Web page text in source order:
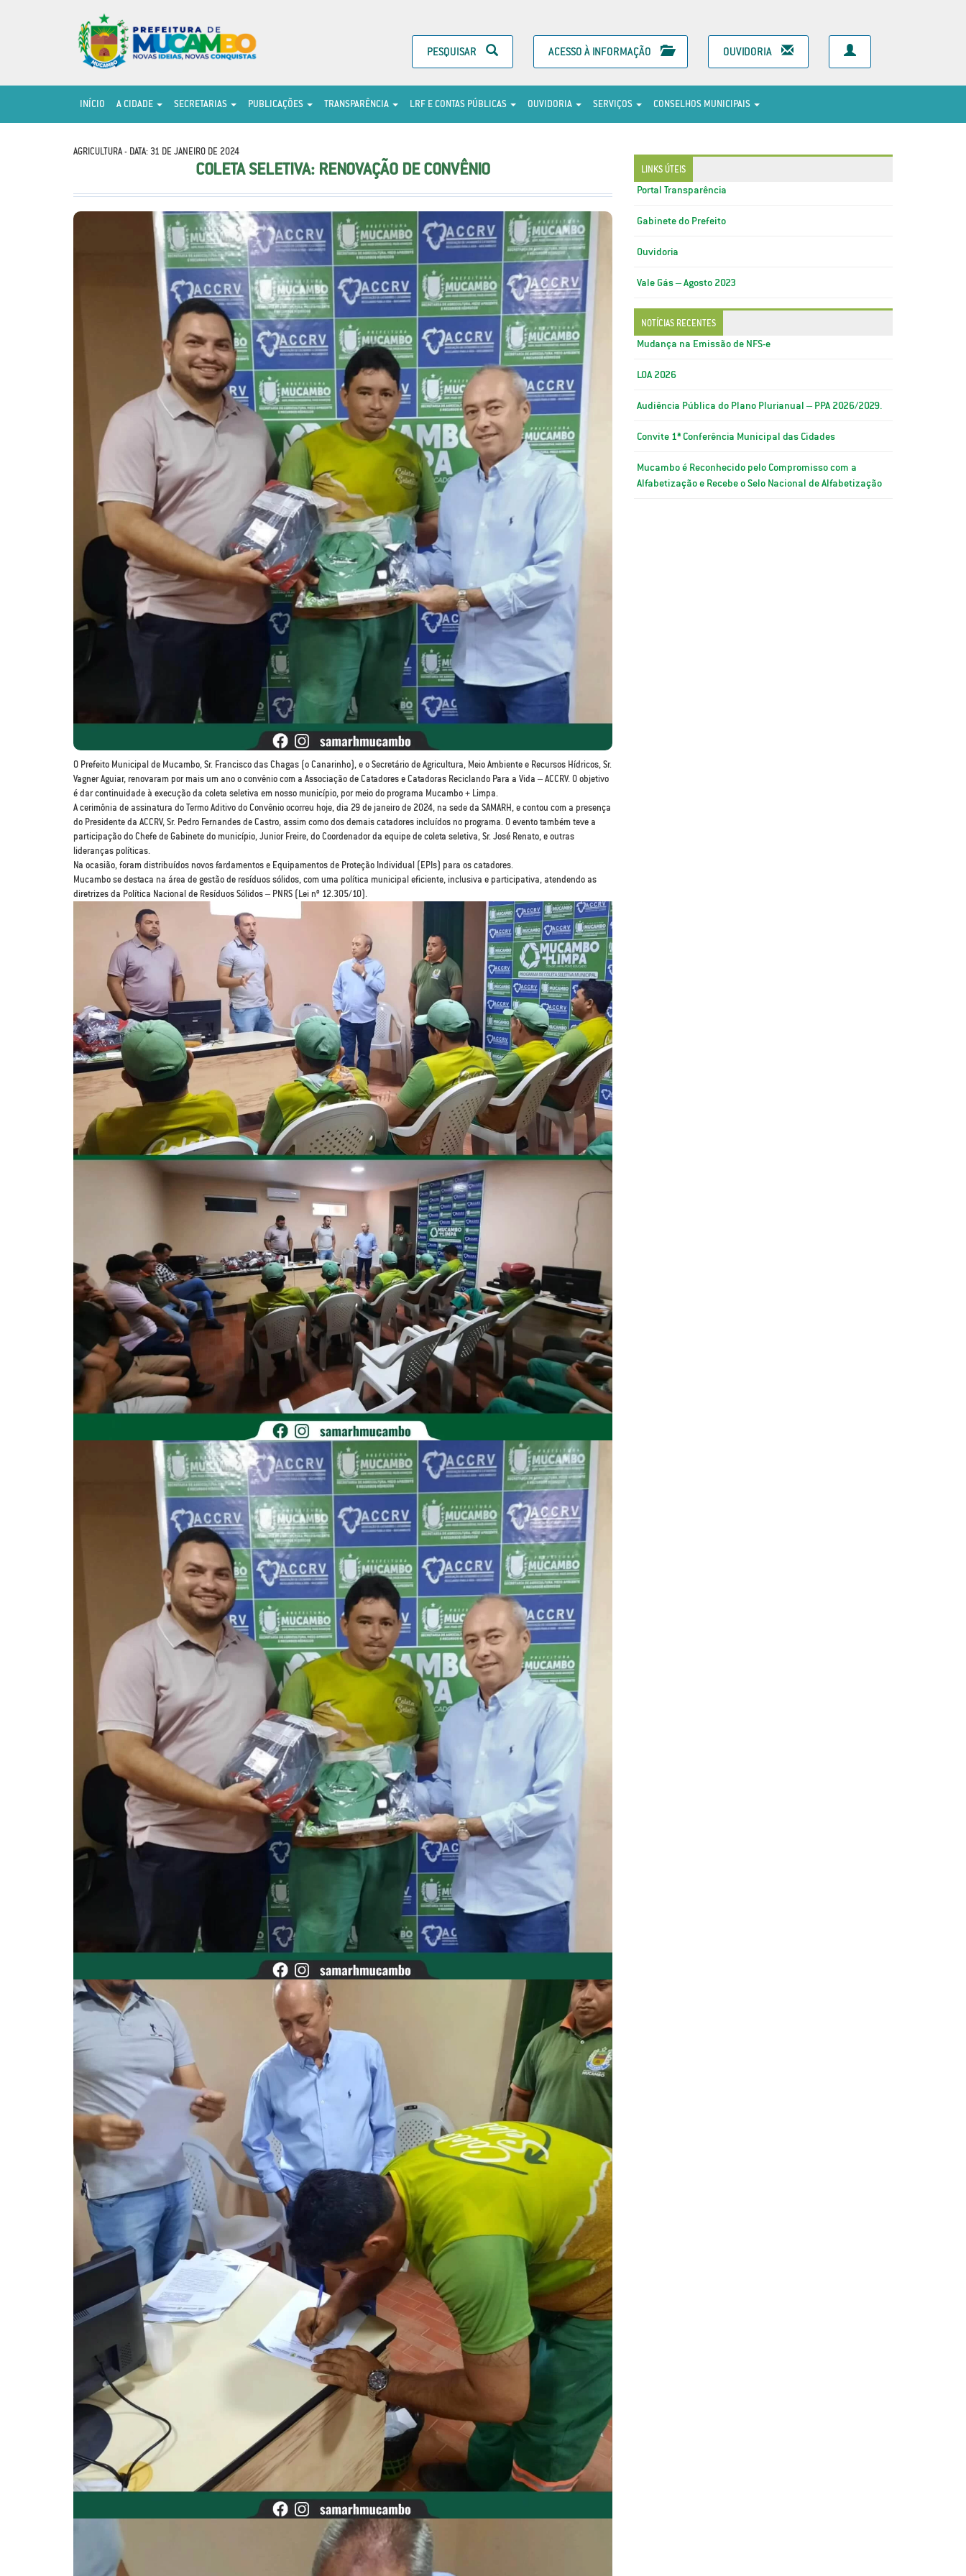
PESQUISAR ACESSO À INFORMAÇÃO OUVIDORIA
INÍCIO A CIDADE SECRETARIAS PUBLICAÇÕES TRANSPARÊNCIA LRF E CONTAS PÚBLICAS OUVIDORIA SERVIÇOS CONSELHOS MUNICIPAIS
AGRICULTURA - DATA: 31 DE JANEIRO DE 2024
COLETA SELETIVA: RENOVAÇÃO DE CONVÊNIO
O Prefeito Municipal de Mucambo, Sr. Francisco das Chagas (o Canarinho), e o Secretário de Agricultura, Meio Ambiente e Recursos Hídricos, Sr.
Vagner Aguiar, renovaram por mais um ano o convênio com a Associação de Catadores e Catadoras Reciclando Para a Vida – ACCRV. O objetivo
é dar continuidade à execução da coleta seletiva em nosso município, por meio do programa Mucambo + Limpa.
A cerimônia de assinatura do Termo Aditivo do Convênio ocorreu hoje, dia 29 de janeiro de 2024, na sede da SAMARH, e contou com a presença
do Presidente da ACCRV, Sr. Pedro Fernandes de Castro, assim como dos demais catadores incluídos no programa. O evento também teve a
participação do Chefe de Gabinete do município, Junior Freire, do Coordenador da equipe de coleta seletiva, Sr. José Renato, e outras
lideranças políticas.
Na ocasião, foram distribuídos novos fardamentos e Equipamentos de Proteção Individual (EPIs) para os catadores.
Mucambo se destaca na área de gestão de resíduos sólidos, com uma política municipal eficiente, inclusiva e participativa, atendendo as
diretrizes da Política Nacional de Resíduos Sólidos – PNRS (Lei nº 12.305/10).
LINKS ÚTEIS
Portal Transparência
Gabinete do Prefeito
Ouvidoria
Vale Gás – Agosto 2023
NOTÍCIAS RECENTES
Mudança na Emissão de NFS-e
LOA 2026
Audiência Pública do Plano Plurianual – PPA 2026/2029.
Convite 1ª Conferência Municipal das Cidades
Mucambo é Reconhecido pelo Compromisso com a
Alfabetização e Recebe o Selo Nacional de Alfabetização